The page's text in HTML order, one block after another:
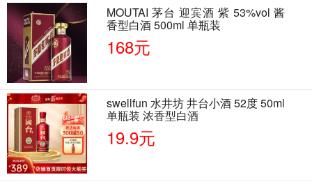
MOUTAI 茅台 迎宾酒 紫 53%vol 酱
香型白酒 500ml 单瓶装
168元
swellfun 水井坊 井台小酒 52度 50ml
单瓶装 浓香型白酒
19.9元